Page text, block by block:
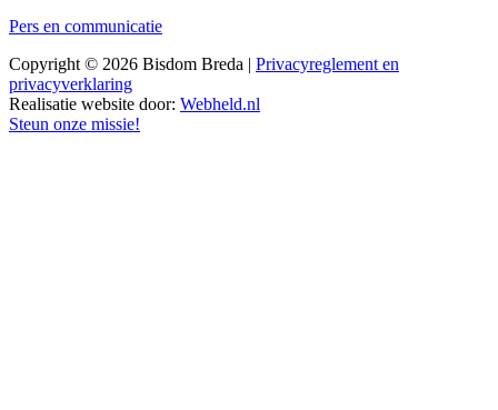
Pers en communicatie
Copyright © 2026 Bisdom Breda | Privacyreglement en
privacyverklaring
Realisatie website door: Webheld.nl
Steun onze missie!